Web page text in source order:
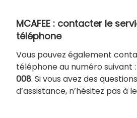
MCAFEE : contacter le
téléphone
Vous pouvez également
téléphone au numéro suivant :
008. Si vous avez des
d’assistance, n’hésitez pas à